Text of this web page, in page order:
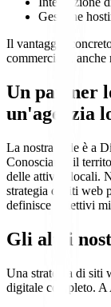
Gestione
Il vantaggio
commerciale, anche
Un partner
un'agenzia
La nostra sede è a
Conosciamo il
delle attività locali.
strategia di siti web
definisce obiettivi
Gli altri
Una strategia di siti
digitale completo. A